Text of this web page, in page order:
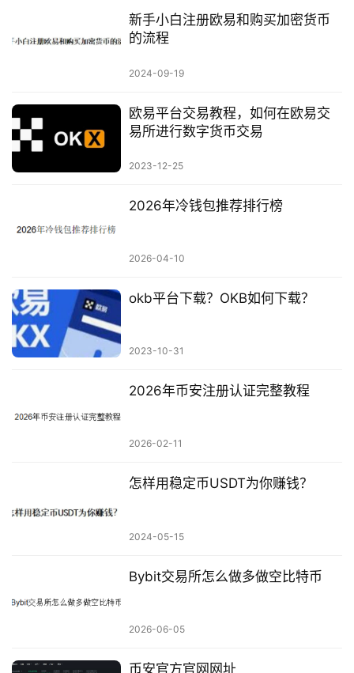
新手小白注册欧易和购买加密货币
的流程
2024-09-19
欧易平台交易教程，如何在欧易交
易所进行数字货币交易
2023-12-25
2026年冷钱包推荐排行榜
2026-04-10
okb平台下载？OKB如何下载？
2023-10-31
2026年币安注册认证完整教程
2026-02-11
怎样用稳定币USDT为你赚钱？
2024-05-15
Bybit交易所怎么做多做空比特币
2026-06-05
币安官方官网网址